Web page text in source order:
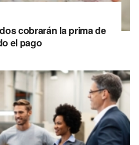
cobrarán la prima de
el pago